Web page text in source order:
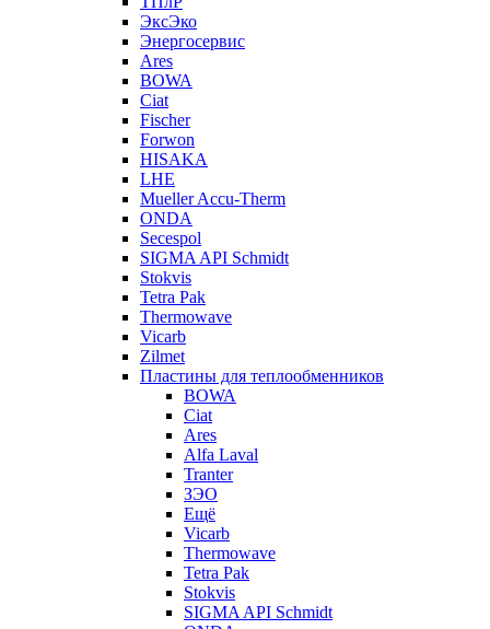
ЭксЭко
Энергосервис
Ares
BOWA
Ciat
Fischer
Forwon
HISAKA
LHE
Mueller Accu-Therm
ONDA
Secespol
SIGMA API Schmidt
Stokvis
Tetra Pak
Thermowave
Vicarb
Zilmet
Пластины для теплообменников
BOWA
Ciat
Ares
Alfa Laval
Tranter
ЗЭО
Ещё
Vicarb
Thermowave
Tetra Pak
Stokvis
SIGMA API Schmidt